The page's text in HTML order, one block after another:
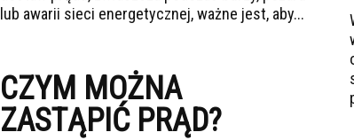
lub awarii sieci energetycznej, ważne jest, aby...
CZYM MOŻNA
ZASTĄPIĆ PRĄD?